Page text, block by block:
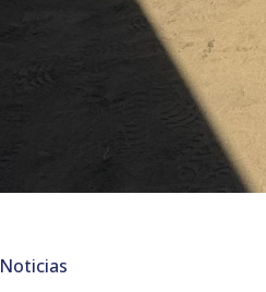
Noticias